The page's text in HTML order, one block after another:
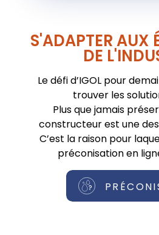
S'ADAPTER AUX
DE
Le défi d’IGOL pour
trouver les
Plus que jamais
constructeur est une
C’est la raison pour
préconisation en